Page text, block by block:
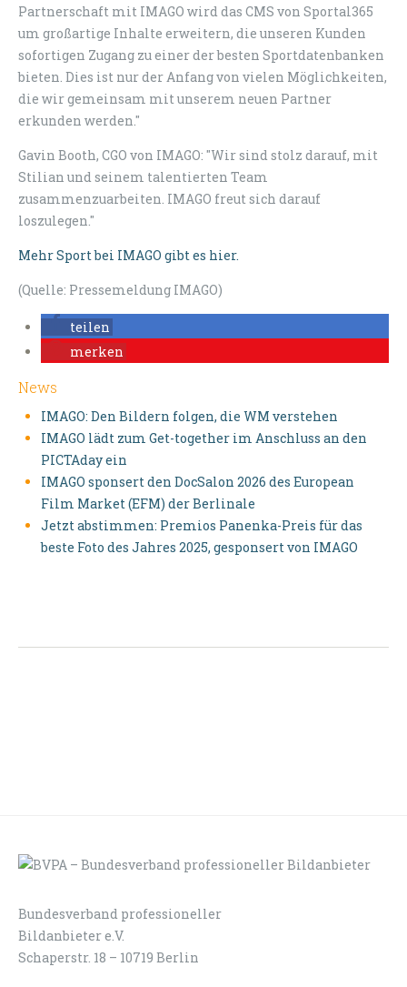
Partnerschaft mit IMAGO wird das CMS von Sportal365
um großartige Inhalte erweitern, die unseren Kunden
sofortigen Zugang zu einer der besten Sportdatenbanken
bieten. Dies ist nur der Anfang von vielen Möglichkeiten,
die wir gemeinsam mit unserem neuen Partner
erkunden werden."
Gavin Booth, CGO von IMAGO: "Wir sind stolz darauf, mit
Stilian und seinem talentierten Team
zusammenzuarbeiten. IMAGO freut sich darauf
loszulegen."
Mehr Sport bei IMAGO gibt es hier.
(Quelle: Pressemeldung IMAGO)
teilen
merken
News
IMAGO: Den Bildern folgen, die WM verstehen
IMAGO lädt zum Get-together im Anschluss an den
PICTAday ein
IMAGO sponsert den DocSalon 2026 des European
Film Market (EFM) der Berlinale
Jetzt abstimmen: Premios Panenka-Preis für das
beste Foto des Jahres 2025, gesponsert von IMAGO
Bundesverband professioneller
Bildanbieter e.V.
Schaperstr. 18 – 10719 Berlin